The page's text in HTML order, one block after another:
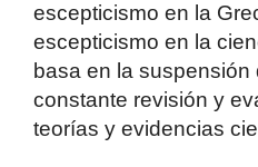
escepticismo en la
escepticismo en la
basa en la suspensión
constante revisión y
teorías y evidencias